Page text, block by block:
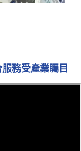
務受產業矚目